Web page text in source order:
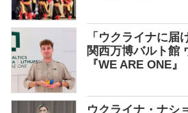
「ウクライナに届
関西万博バルト館
『WE ARE ONE』
ウクライナ・ナシ